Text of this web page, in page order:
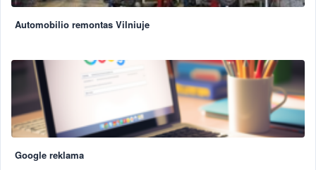
Automobilio remontas Vilniuje
Google reklama